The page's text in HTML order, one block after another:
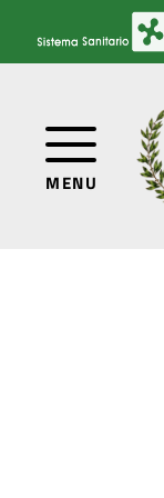
MENU